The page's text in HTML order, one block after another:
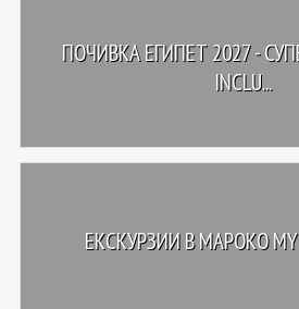
ПОЧИВКА ЕГИПЕТ 2027 -
INCLU...
ЕКСКУРЗИИ В МАРОКО MY